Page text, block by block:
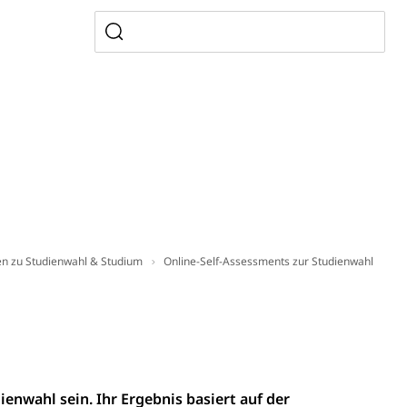
zu Studienwahl & Studium Online-Self-Assessments zur Studienwahl
sein. Ihr Ergebnis basiert auf der
Prävention (Polizei)
Krankenversicherung, Unfallversicherung,